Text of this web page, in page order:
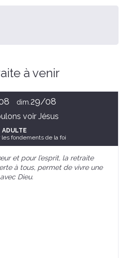
à venir
dim.29/08
voir Jésus
ADULTE
les fondements de la foi
et pour l’esprit, la retraite
à tous, permet de vivre une
Dieu.